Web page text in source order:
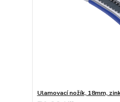
Ulamovací nožík, 18mm,